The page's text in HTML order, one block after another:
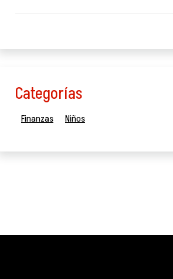
Categorías
Finanzas Niños